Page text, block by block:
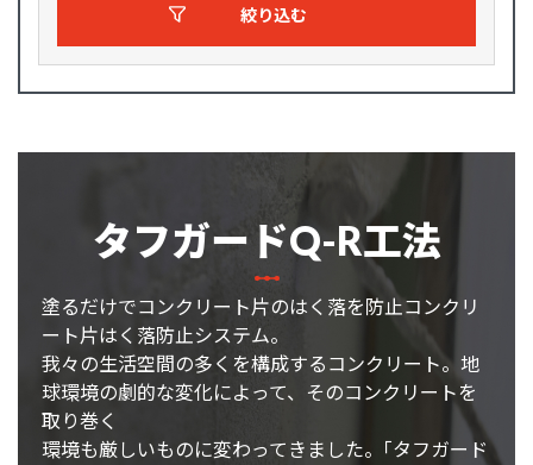
絞り込む
タフガードQ-R工法
塗るだけでコンクリート片のはく落を防止コンクリ
ート片はく落防止システム。
我々の生活空間の多くを構成するコンクリート。地
球環境の劇的な変化によって、そのコンクリートを
取り巻く
環境も厳しいものに変わってきました。｢タフガード